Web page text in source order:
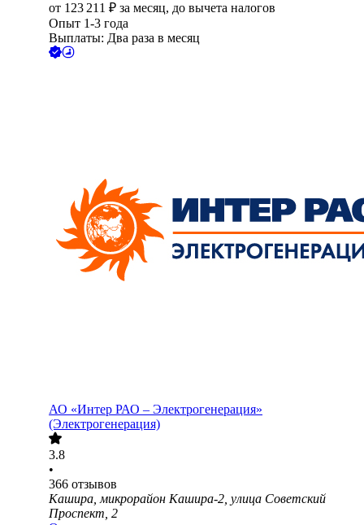
от 123 211 ₽ за месяц, до вычета налогов
Опыт 1-3 года
Выплаты: Два раза в месяц
АО «Интер РАО – Электрогенерация»
(Электрогенерация)
3.8
•
366 отзывов
Кашира, микрорайон Кашира-2, улица Советский
Проспект, 2